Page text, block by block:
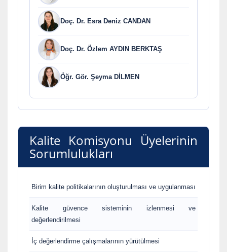
Doç. Dr. Esra Deniz CANDAN
Doç. Dr. Özlem AYDIN BERKTAŞ
Öğr. Gör. Şeyma DİLMEN
Kalite Komisyonu Üyelerinin
Sorumlulukları
Birim kalite politikalarının oluşturulması ve uygulanması
Kalite güvence sisteminin izlenmesi ve
değerlendirilmesi
İç değerlendirme çalışmalarının yürütülmesi